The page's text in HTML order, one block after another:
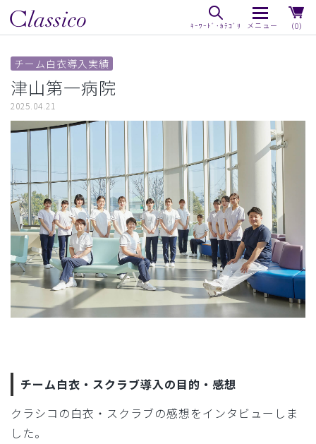
（0）
チーム白衣導入実績
津山第一病院
2025.04.21
チーム白衣・スクラブ導入の目的・感想
クラシコの白衣・スクラブの感想をインタビューしま
した。